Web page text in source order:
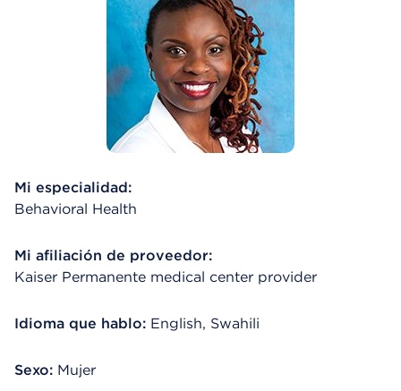
Mi especialidad:
Behavioral Health
Mi afiliación de proveedor:
Kaiser Permanente medical center provider
Idioma que hablo: English, Swahili
Sexo: Mujer